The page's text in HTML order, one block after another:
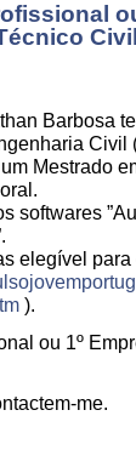
Civil
Barbosa
Civil
Mestrado
softwares
elegível para
).
ou 1º
me.